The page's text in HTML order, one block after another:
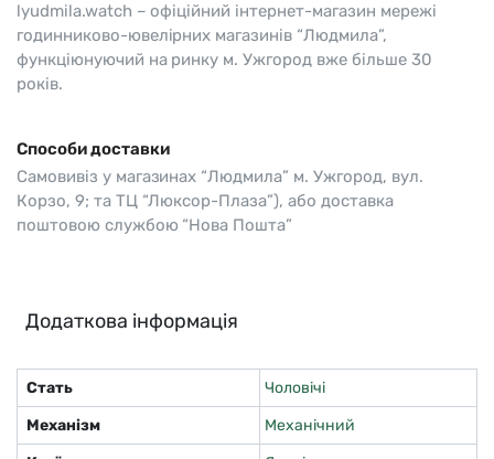
lyudmila.watch – офіційний інтернет-магазин мережі
годинниково-ювелірних магазинів “Людмила”,
функціюнуючий на ринку м. Ужгород вже більше 30
років.
Способи доставки
Самовивіз у магазинах “Людмила” м. Ужгород, вул.
Корзо, 9; та ТЦ “Люксор-Плаза”), або доставка
поштовою службою “Нова Пошта”
Додаткова інформація
Стать
Чоловічі
Механізм
Механічний